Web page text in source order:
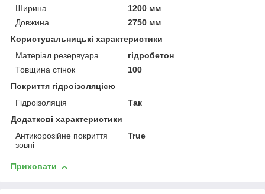
Ширина
1200 мм
Довжина
2750 мм
Користувальницькі характеристики
Матеріал резервуара
гідробетон
Товщина стінок
100
Покриття гідроізоляцією
Гідроізоляція
Так
Додаткові характеристики
Антикорозійне покриття
зовні
True
Приховати